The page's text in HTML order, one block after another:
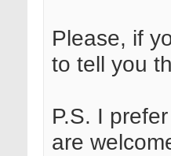
Please, if
to tell you
P.S. I
are